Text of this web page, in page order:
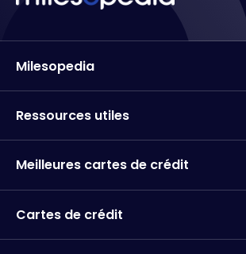
Milesopedia
Ressources utiles
Meilleures cartes de crédit
Cartes de crédit